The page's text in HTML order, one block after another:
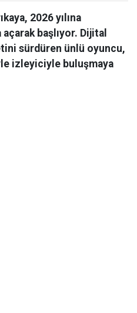
2026 yılına
başlıyor. Dijital
sürdüren ünlü oyuncu,
izleyiciyle buluşmaya